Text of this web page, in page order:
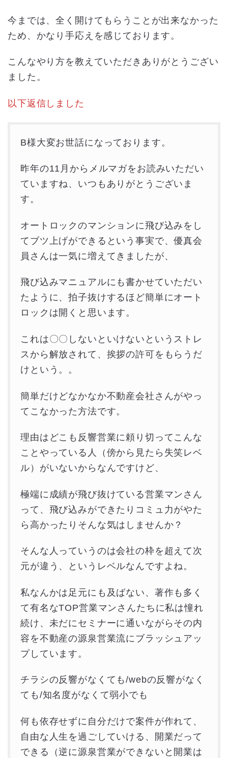
今までは、全く開けてもらうことが出来なかった
ため、かなり手応えを感じております。
こんなやり方を教えていただきありがとうござい
ました。
以下返信しました
B様大変お世話になっております。
昨年の11月からメルマガをお読みいただい
ていますね、いつもありがとうございま
す。
オートロックのマンションに飛び込みをし
てブツ上げができるという事実で、優真会
員さんは一気に増えてきましたが、
飛び込みマニュアルにも書かせていただい
たように、拍子抜けするほど簡単にオート
ロックは開くと思います。
これは〇〇しないといけないというストレ
スから解放されて、挨拶の許可をもらうだ
けという。。
簡単だけどなかなか不動産会社さんがやっ
てこなかった方法です。
理由はどこも反響営業に頼り切ってこんな
ことやっている人（傍から見たら失笑レベ
ル）がいないからなんですけど、
極端に成績が飛び抜けている営業マンさん
って、飛び込みができたりコミュ力がやた
ら高かったりそんな気はしませんか？
そんな人っていうのは会社の枠を超えて次
元が違う、というレベルなんですよね。
私なんかは足元にも及ばない、著作も多く
て有名なTOP営業マンさんたちに私は憧れ
続け、未だにセミナーに通いながらその内
容を不動産の源泉営業流にブラッシュアッ
プしています。
チラシの反響がなくても/webの反響がなく
ても/知名度がなくて弱小でも
何も依存せずに自分だけで案件が作れて、
自由な人生を過ごしていける、開業だって
できる（逆に源泉営業ができないと開業は